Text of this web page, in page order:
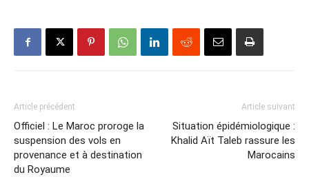
Article précédent
Officiel : Le Maroc proroge la
suspension des vols en
provenance et à destination
du Royaume
Article suivant
Situation épidémiologique :
Khalid Aït Taleb rassure les
Marocains